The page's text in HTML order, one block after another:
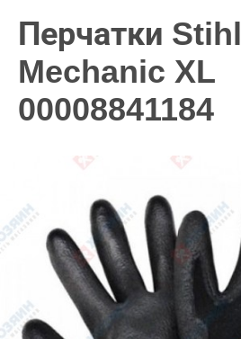
Перчатки Stihl
Mechanic XL
00008841184